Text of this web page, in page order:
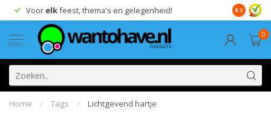
Voor elkfeest, thema's en gelegenheid! 8.2
MENU
0
Home / Tags / Lichtgevend hartje